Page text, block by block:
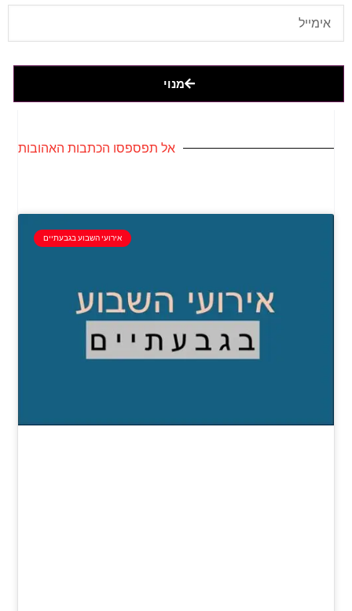
מנוי
אל תפספסו הכתבות האהובות
אירועי השבוע בגבעתיים